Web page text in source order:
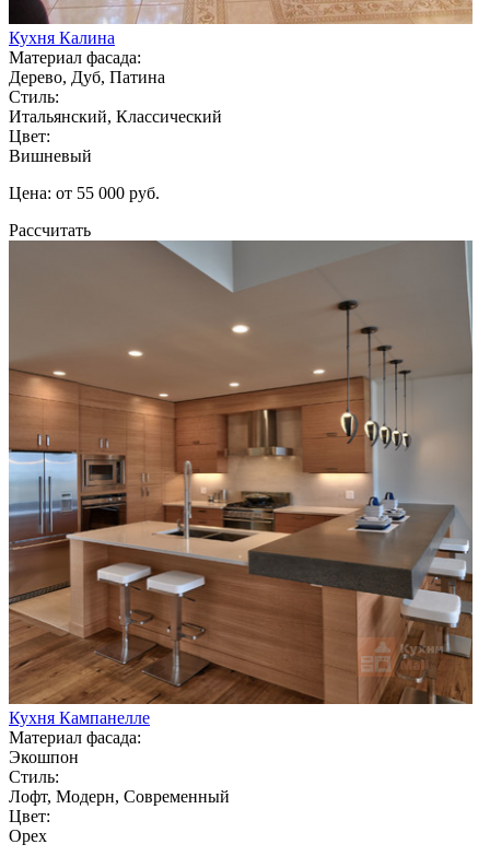
Кухня Калина
Материал фасада:
Дерево, Дуб, Патина
Стиль:
Итальянский, Классический
Цвет:
Вишневый
Цена: от 55 000 руб.
Рассчитать
Кухня Кампанелле
Материал фасада:
Экошпон
Стиль:
Лофт, Модерн, Современный
Цвет:
Орех